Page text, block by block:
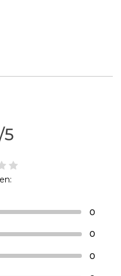
5
0
0
0